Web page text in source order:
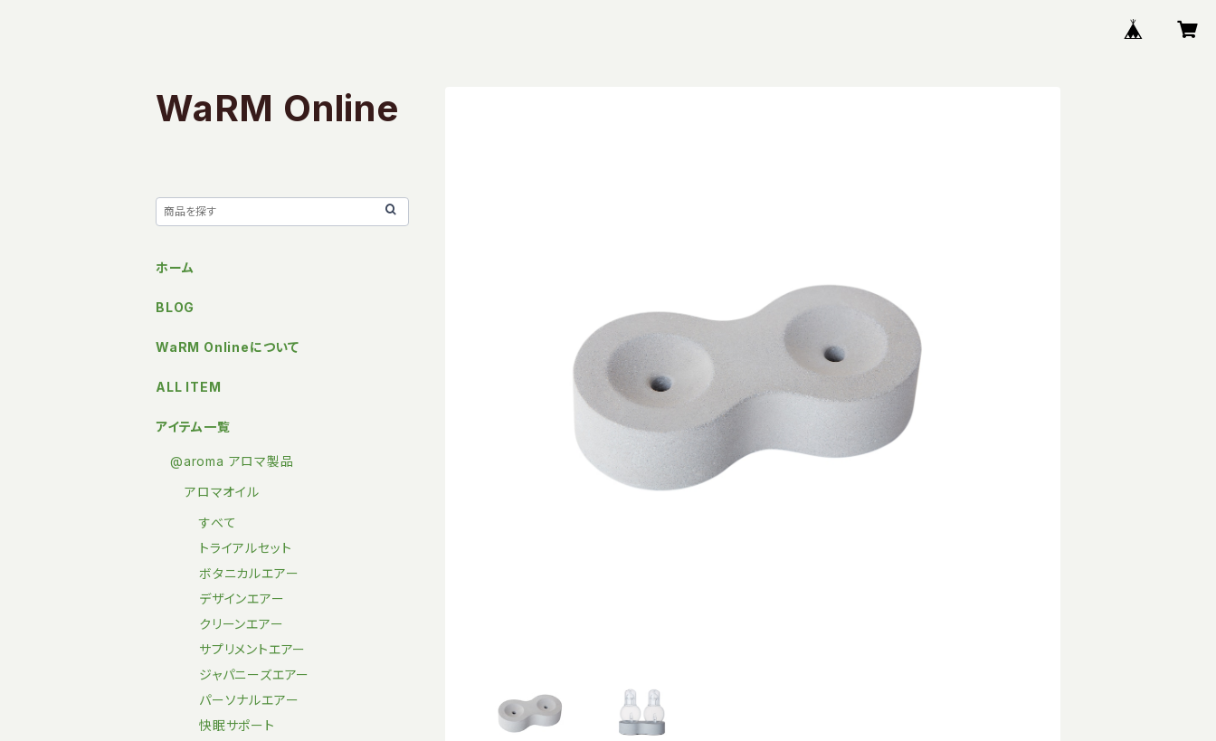
WaRM Online
ホーム
BLOG
WaRM Onlineについて
ALL ITEM
アイテム一覧
@aroma アロマ製品
アロマオイル
すべて
トライアルセット
ボタニカルエアー
デザインエアー
クリーンエアー
サプリメントエアー
ジャパニーズエアー
パーソナルエアー
快眠サポート